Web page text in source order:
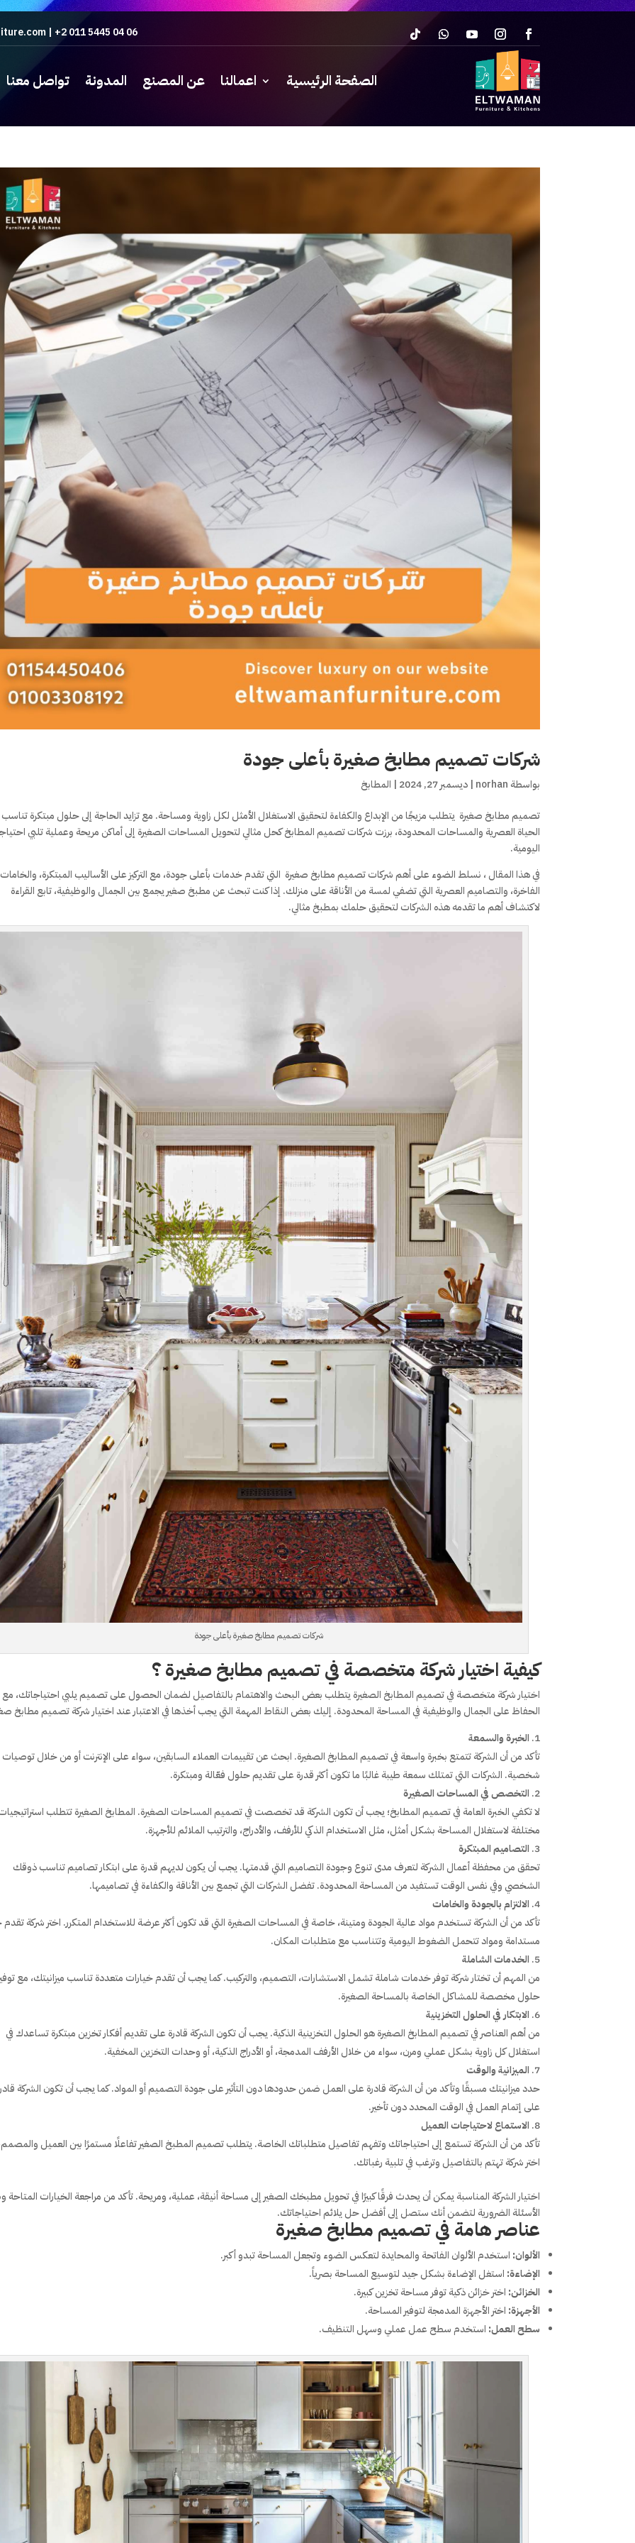
| +2 011 5445 04 06
الصفحة الرئيسية اعمالنا عن المصنع المدونة تواصل معنا
شركات تصميم مطابخ صغيرة بأعلى جودة
بواسطة norhan
|ديسمبر 27, 2024 | المطابخ
تصميم مطابخ صغيرة يتطلب مزيجًا من الإبداع والكفاءة لتحقيق الاستغلال الأمثل لكل زاوية ومساحة. مع تزايد الحاجة إلى حلول مبتكرة تناسب
الحياة العصرية والمساحات المحدودة، برزت شركات تصميم المطابخ كحل مثالي لتحويل المساحات الصغيرة إلى أماكن مريحة وعملية تلبي
اليومية.
في هذا المقال ، نسلط الضوء على أهم شركات تصميم مطابخ صغيرة التي تقدم خدمات بأعلى جودة، مع التركيز على الأساليب المبتكرة، والخامات
الفاخرة، والتصاميم العصرية التي تضفي لمسة من الأناقة على منزلك. إذا كنت تبحث عن مطبخ صغير يجمع بين الجمال والوظيفية، تابع القراءة
لاكتشاف أهم ما تقدمه هذه الشركات لتحقيق حلمك بمطبخ مثالي.
شركات تصميم مطابخ صغيرة بأعلى جودة
كيفية اختيار شركة متخصصة في تصميم مطابخ صغيرة ؟
اختيار شركة متخصصة في تصميم المطابخ الصغيرة يتطلب بعض البحث والاهتمام بالتفاصيل لضمان الحصول على تصميم يلبي احتياجاتك، مع
الحفاظ على الجمال والوظيفية في المساحة المحدودة. إليك بعض النقاط المهمة التي يجب أخذها في الاعتبار عند اختيار شركة تصميم مطابخ
الخبرة والسمعة
تأكد من أن الشركة تتمتع بخبرة واسعة في تصميم المطابخ الصغيرة. ابحث عن تقييمات العملاء السابقين، سواء على الإنترنت أو من خلال توصيات
شخصية. الشركات التي تمتلك سمعة طيبة غالبًا ما تكون أكثر قدرة على تقديم حلول فعّالة ومبتكرة.
التخصص في المساحات الصغيرة
لا تكفي الخبرة العامة في تصميم المطابخ؛ يجب أن تكون الشركة قد تخصصت في تصميم المساحات الصغيرة. المطابخ الصغيرة تتطلب
مختلفة لاستغلال المساحة بشكل أمثل، مثل الاستخدام الذكي للأرفف، والأدراج، والترتيب الملائم للأجهزة.
التصاميم المبتكرة
تحقق من محفظة أعمال الشركة لتعرف مدى تنوع وجودة التصاميم التي قدمتها. يجب أن يكون لديهم قدرة على ابتكار تصاميم تناسب ذوقك
الشخصي وفي نفس الوقت تستفيد من المساحة المحدودة. تفضل الشركات التي تجمع بين الأناقة والكفاءة في تصاميمها.
الالتزام بالجودة والخامات
تأكد من أن الشركة تستخدم مواد عالية الجودة ومتينة، خاصة في المساحات الصغيرة التي قد تكون أكثر عرضة للاستخدام المتكرر. اختر شركة تقدم
مستدامة ومواد تتحمل الضغوط اليومية وتتناسب مع متطلبات المكان.
الخدمات الشاملة
من المهم أن تختار شركة توفر خدمات شاملة تشمل الاستشارات، التصميم، والتركيب. كما يجب أن تقدم خيارات متعددة تناسب ميزانيتك، مع
حلول مخصصة للمشاكل الخاصة بالمساحة الصغيرة.
الابتكار في الحلول التخزينية
من أهم العناصر في تصميم المطابخ الصغيرة هو الحلول التخزينية الذكية. يجب أن تكون الشركة قادرة على تقديم أفكار تخزين مبتكرة تساعدك في
استغلال كل زاوية بشكل عملي ومرن، سواء من خلال الأرفف المدمجة، أو الأدراج الذكية، أو وحدات التخزين المخفية.
الميزانية والوقت
حدد ميزانيتك مسبقًا وتأكد من أن الشركة قادرة على العمل ضمن حدودها دون التأثير على جودة التصميم أو المواد. كما يجب أن تكون الشركة
على إتمام العمل في الوقت المحدد دون تأخير.
الاستماع لاحتياجات العميل
تأكد من أن الشركة تستمع إلى احتياجاتك وتفهم تفاصيل متطلباتك الخاصة. يتطلب تصميم المطبخ الصغير تفاعلًا مستمرًا بين العميل
اختر شركة تهتم بالتفاصيل وترغب في تلبية رغباتك.
اختيار الشركة المناسبة يمكن أن يحدث فرقًا كبيرًا في تحويل مطبخك الصغير إلى مساحة أنيقة، عملية، ومريحة. تأكد من مراجعة الخيارات المتاحة
الأسئلة الضرورية لتضمن أنك ستصل إلى أفضل حل يلائم احتياجاتك.
عناصر هامة في تصميم مطابخ صغيرة
الألوان: استخدم الألوان الفاتحة والمحايدة لتعكس الضوء وتجعل المساحة تبدو أكبر.
الإضاءة: استغل الإضاءة بشكل جيد لتوسيع المساحة بصرياً.
الخزائن: اختر خزائن ذكية توفر مساحة تخزين كبيرة.
الأجهزة: اختر الأجهزة المدمجة لتوفير المساحة.
سطح العمل: استخدم سطح عمل عملي وسهل التنظيف.